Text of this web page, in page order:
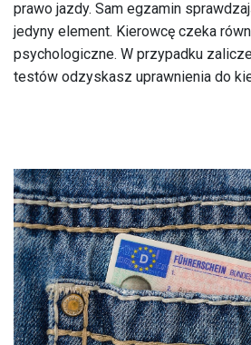
prawo jazdy. Sam egzamin
jedyny element. Kierowcę czeka
psychologiczne. W przypadku
testów odzyskasz uprawnienia do